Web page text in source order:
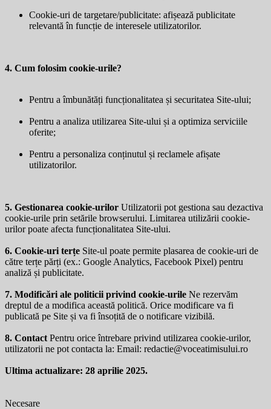
Cookie-uri de targetare/publicitate: afișează publicitate
relevantă în funcție de interesele utilizatorilor.
4. Cum folosim cookie-urile?
Pentru a îmbunătăți funcționalitatea și securitatea Site-ului;
Pentru a analiza utilizarea Site-ului și a optimiza serviciile
oferite;
Pentru a personaliza conținutul și reclamele afișate
utilizatorilor.
5. Gestionarea cookie-urilor Utilizatorii pot gestiona sau dezactiva
cookie-urile prin setările browserului. Limitarea utilizării cookie-
urilor poate afecta funcționalitatea Site-ului.
6. Cookie-uri terțe Site-ul poate permite plasarea de cookie-uri de
către terțe părți (ex.: Google Analytics, Facebook Pixel) pentru
analiză și publicitate.
7. Modificări ale politicii privind cookie-urile Ne rezervăm
dreptul de a modifica această politică. Orice modificare va fi
publicată pe Site și va fi însoțită de o notificare vizibilă.
8. Contact Pentru orice întrebare privind utilizarea cookie-urilor,
utilizatorii ne pot contacta la: Email: redactie@voceatimisului.ro
Ultima actualizare: 28 aprilie 2025.
Necesare